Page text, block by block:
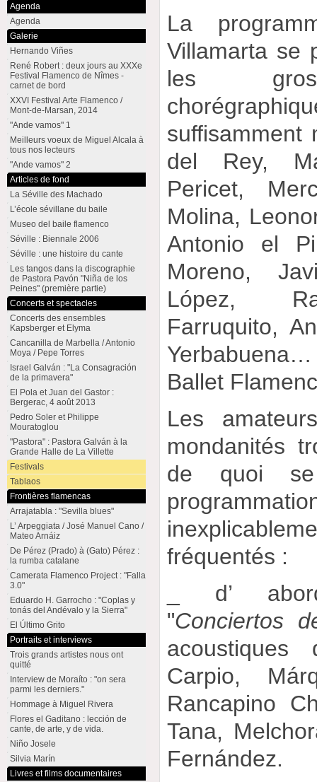
La
Villamarta se
les
suffisamment
del Rey,
Pericet,
Molina,
Antonio el
Moreno,
López,
Farruquito,
Ballet
Les
mondanités
de quoi
fréquentés :
_ d’
"Conciertos
Carpio,
Rancapino
Tana,
Fernández.
Agenda
Agenda
Galerie
Hernando Viñes
René Robert : deux jours au XXXe
Festival Flamenco de Nîmes -
carnet de bord
XXVI Festival Arte Flamenco /
Mont-de-Marsan, 2014
"Ande vamos" 1
Meilleurs voeux de Miguel Alcala à
tous nos lecteurs
"Ande vamos" 2
Articles de fond
La Séville des Machado
L’école sévillane du baile
Museo del baile flamenco
Séville : Biennale 2006
Séville : une histoire du cante
Les tangos dans la discographie
de Pastora Pavón "Niña de los
Peines" (première partie)
Concerts et spectacles
Concerts des ensembles
Kapsberger et Elyma
Cancanilla de Marbella / Antonio
Moya / Pepe Torres
Israel Galván : "La Consagración
de la primavera"
El Pola et Juan del Gastor :
Bergerac, 4 août 2013
Pedro Soler et Philippe
Mouratoglou
"Pastora" : Pastora Galván à la
Grande Halle de La Villette
Festivals
Tablaos
Frontières flamencas
Arrajatabla : "Sevilla blues"
L’ Arpeggiata / José Manuel Cano /
Mateo Arnáiz
De Pérez (Prado) à (Gato) Pérez :
la rumba catalane
Camerata Flamenco Project : "Falla
3.0"
Eduardo H. Garrocho : "Coplas y
tonás del Andévalo y la Sierra"
El Último Grito
Portraits et interviews
Trois grands artistes nous ont
quitté
Interview de Moraíto : "on sera
parmi les derniers."
Hommage à Miguel Rivera
Flores el Gaditano : lección de
cante, de arte, y de vida.
Niño Josele
Silvia Marín
Livres et films documentaires